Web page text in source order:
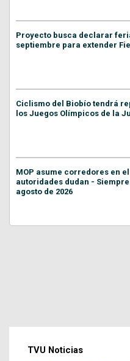
Proyecto busca declarar
septiembre para extender
Ciclismo del Biobío tendrá
los Juegos Olímpicos de la
MOP asume corredores en
autoridades dudan -
agosto de 2026
TVU Noticias